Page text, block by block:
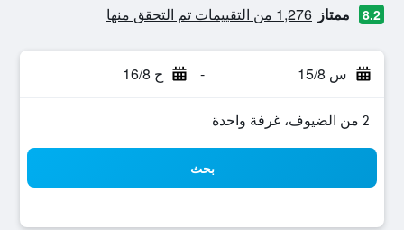
8.2 ممتاز 1,276 من التقييمات تم التحقق منها
س 15/8 - ح 16/8
2 من الضيوف، غرفة واحدة
بحث